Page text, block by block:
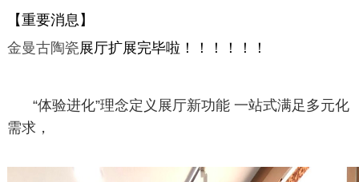
【重要消息】
金曼古陶瓷展厅扩展完毕啦！！！！！！
“体验进化”理念定义展厅新功能 一站式满足多元化
需求，